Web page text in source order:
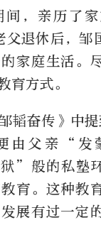
间，亲历了
退休后，邹
家庭生活。
育方式。
韬奋传》中
由父亲“发
”般的私塾
育。这种教
展有过一定